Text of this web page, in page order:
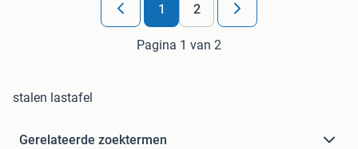
1 2
Pagina 1 van 2
stalen lastafel
Gerelateerde zoektermen